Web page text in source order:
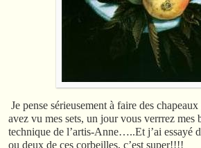
Je pense sérieusement à faire des
avez vu mes sets, un jour vous verrrez mes
technique de l’artis-Anne…..Et j’ai essayé
ou deux de ces corbeilles, c’est super!!!!